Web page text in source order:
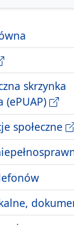
skrzynka
(ePUAP)
społeczne